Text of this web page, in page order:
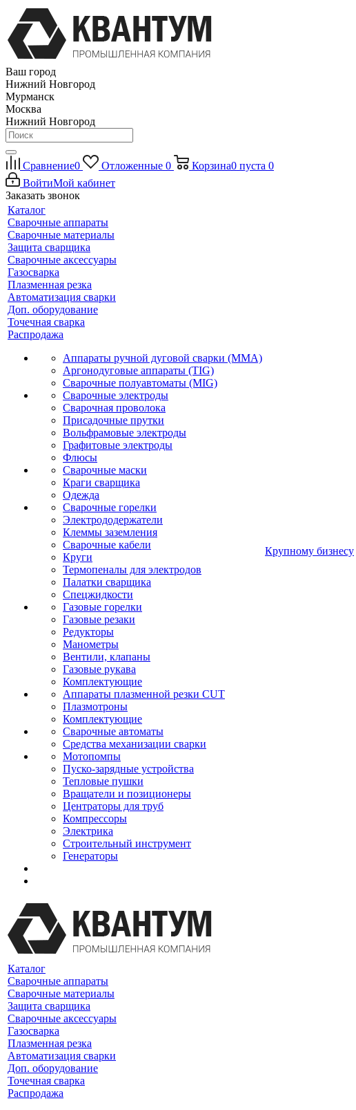
Ваш город
Нижний Новгород
Мурманск
Москва
Нижний Новгород
Сравнение0 Отложенные 0 Корзина0 пуста 0
ВойтиМой кабинет
Заказать звонок
Каталог
Сварочные аппараты
Сварочные материалы
Защита сварщика
Сварочные аксессуары
Газосварка
Плазменная резка
Автоматизация сварки
Доп. оборудование
Точечная сварка
Распродажа
Аппараты ручной дуговой сварки (MMA)
Аргонодуговые аппараты (TIG)
Сварочные полуавтоматы (MIG)
Сварочные электроды
Сварочная проволока
Присадочные прутки
Вольфрамовые электроды
Графитовые электроды
Флюсы
Сварочные маски
Краги сварщика
Одежда
Сварочные горелки
Электрододержатели
Клеммы заземления
Сварочные кабели
Круги
Термопеналы для электродов
Палатки сварщика
Спецжидкости
Газовые горелки
Газовые резаки
Редукторы
Манометры
Вентили, клапаны
Газовые рукава
Комплектующие
Аппараты плазменной резки CUT
Плазмотроны
Комплектующие
Сварочные автоматы
Средства механизации сварки
Мотопомпы
Пуско-зарядные устройства
Тепловые пушки
Вращатели и позиционеры
Центраторы для труб
Компрессоры
Электрика
Строительный инструмент
Генераторы
Крупному бизнесу
Каталог
Сварочные аппараты
Сварочные материалы
Защита сварщика
Сварочные аксессуары
Газосварка
Плазменная резка
Автоматизация сварки
Доп. оборудование
Точечная сварка
Распродажа